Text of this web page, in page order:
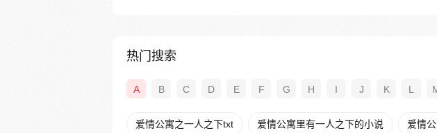
热门搜索
A B C D E F G H I J K L
爱情公寓之一人之下txt 爱情公寓里有一人之下的小说 爱情